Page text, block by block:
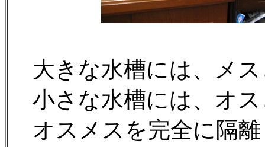
大きな水槽には、メス
小さな水槽には、オス
オスメスを完全に隔